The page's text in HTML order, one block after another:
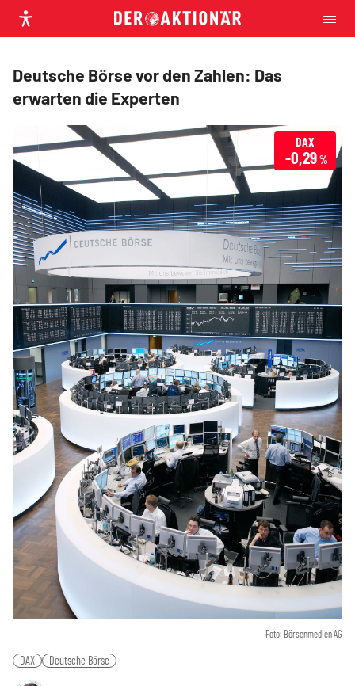
Deutsche Börse vor den Zahlen: Das
erwarten die Experten
Foto: Börsenmedien AG
DAX
-0,29%
DAX Deutsche Börse